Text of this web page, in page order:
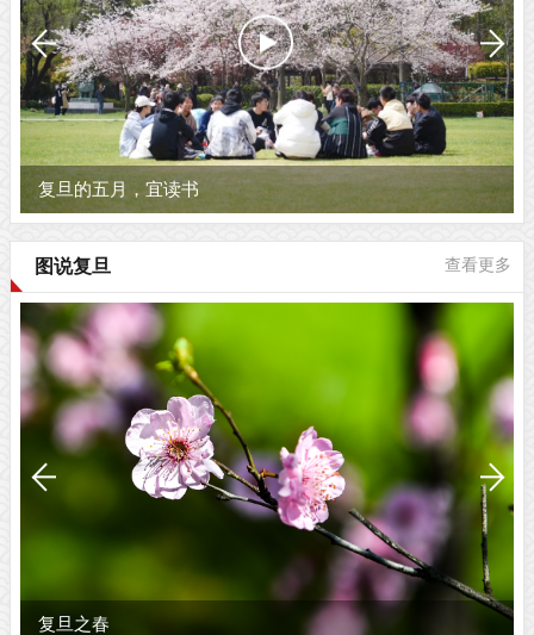
复旦的五月，宜读书
图说复旦 查看更多
复旦之春